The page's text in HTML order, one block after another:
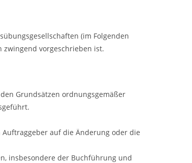
(im Folgenden
vorgeschrieben ist.
Grundsätzen ordnungsgemäßer
auf die Änderung oder die
insbesondere der Buchführung und